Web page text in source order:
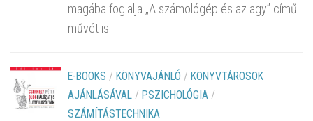
magába foglalja „A számológép és az agy” című
művét is.
E-BOOKS / KÖNYVAJÁNLÓ / KÖNYVTÁROSOK
AJÁNLÁSÁVAL / PSZICHOLÓGIA /
SZÁMÍTÁSTECHNIKA